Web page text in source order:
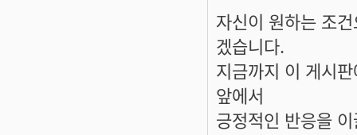
자신이 원하는 조
겠습니다.
지금까지 이 게시
앞에서
긍정적인 반응을